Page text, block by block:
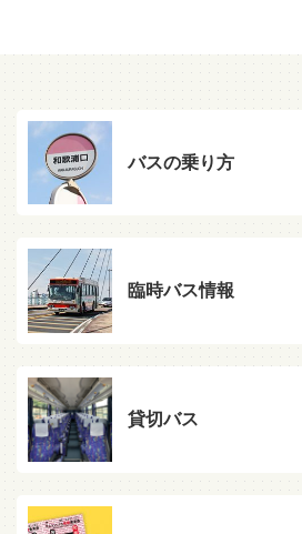
バスの乗り方
臨時バス情報
貸切バス